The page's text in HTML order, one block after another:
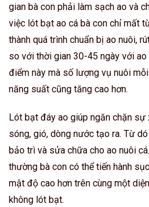
gian bà con phải làm sạch ao và
việc lót bạt ao cá bà con chỉ mất
thành quá trình chuẩn bị ao nuôi,
so với thời gian 30-45 ngày với
điểm này mà số lượng vụ nuôi
năng suất cũng tăng cao hơn.
Lót bạt đáy ao giúp ngăn chặn
sóng, gió, dòng nước tạo ra. Từ
bảo trì và sửa chữa cho ao nuôi
thường bà con có thể tiến hành
mật độ cao hơn trên cùng một
không lót bạt.